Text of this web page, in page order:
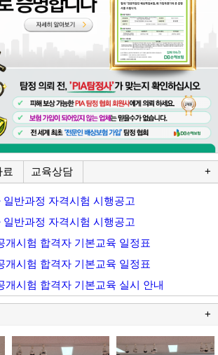
료 교육상담 +
일반과정 자격시험 시행공고
일반과정 자격시험 시행공고
개시험 합격자 기본교육 일정표
개시험 합격자 기본교육 일정표
개시험 합격자 기본교육 실시 안내
+